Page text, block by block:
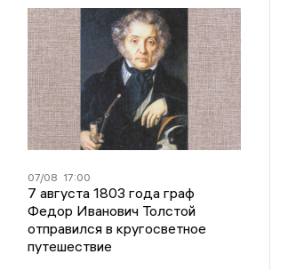
07/08 17:00
7 августа 1803 года граф
Федор Иванович Толстой
отправился в кругосветное
путешествие